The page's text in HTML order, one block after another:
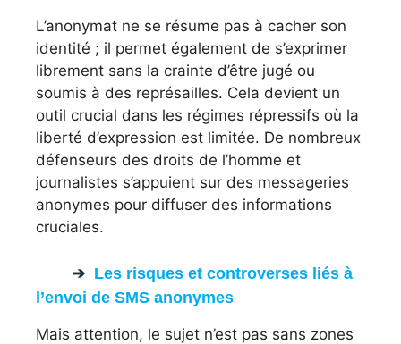
L’anonymat ne se résume pas à cacher son
identité ; il permet également de s’exprimer
librement sans la crainte d’être jugé ou
soumis à des représailles. Cela devient un
outil crucial dans les régimes répressifs où la
liberté d’expression est limitée. De nombreux
défenseurs des droits de l’homme et
journalistes s’appuient sur des messageries
anonymes pour diffuser des informations
cruciales.
Les risques et controverses liés à
l’envoi de SMS anonymes
Mais attention, le sujet n’est pas sans zones